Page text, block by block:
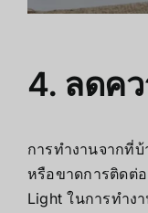
4. ลดค
การทำงานจากที่
หรือขาดการติดต่
Light ในการทำง